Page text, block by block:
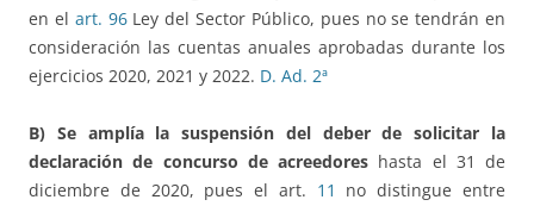
en el art. 96Ley del Sector Público, pues no se tendrán en
consideración las cuentas anuales aprobadas durante los
ejercicios 2020, 2021 y 2022. D. Ad. 2ª
B) Se amplía la suspensión del deber de solicitar la
declaración de concurso de acreedores hasta el 31 de
diciembre de 2020, pues el art. 11
no distingue entre